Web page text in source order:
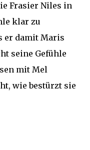
Frasier Niles in
klar zu
er damit Maris
seine Gefühle
mit Mel
wie bestürzt sie